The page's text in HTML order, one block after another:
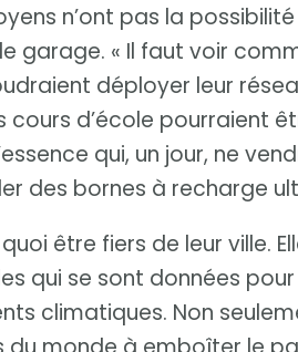
n’ont pas la
garage. « Il faut voir
déployer leur
d’école pourraient
qui, un jour, ne
des bornes à recharge
être fiers de leur ville.
qui se sont données
climatiques. Non